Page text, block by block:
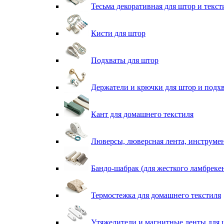
Тесьма декоративная для штор и
Кисти для штор
Подхваты для штор
Держатели и крючки для штор и
Кант для домашнего текстиля
Люверсы, люверсная лента,
Бандо-шабрак (для жесткого
Термостежка для домашнего текстиля
Утяжелители и магнитные ленты для